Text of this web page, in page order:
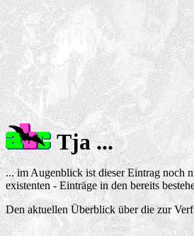
Tja ...
... im Augenblick ist dieser Eintrag noch
existenten - Einträge in den bereits
Den aktuellen Überblick über die zur